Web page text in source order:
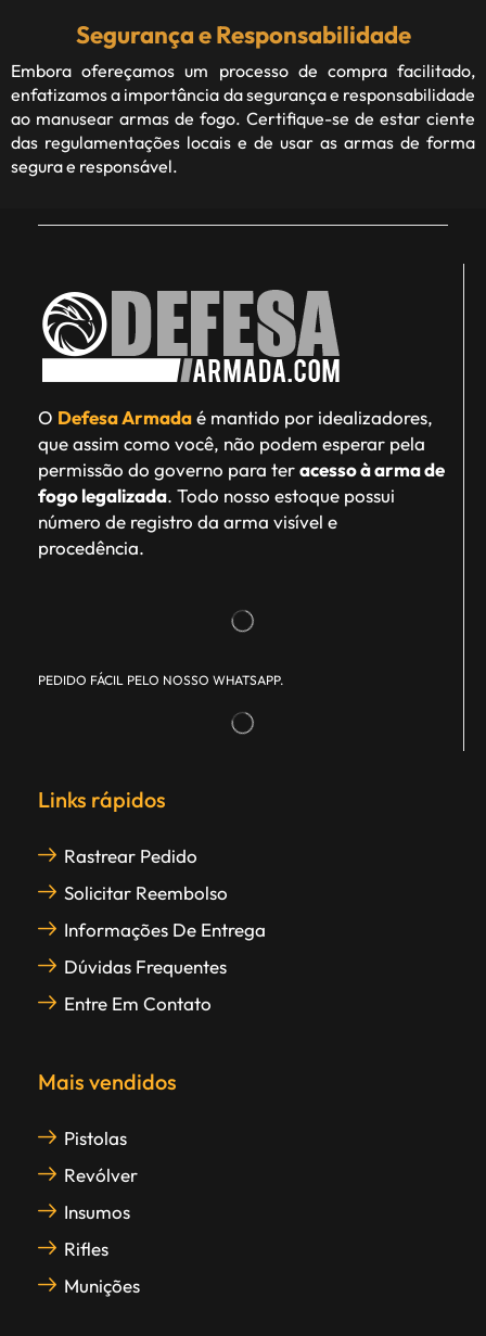
Segurança e Responsabilidade
Embora ofereçamos um processo de compra facilitado,
enfatizamos a importância da segurança e responsabilidade
ao manusear armas de fogo. Certifique-se de estar ciente
das regulamentações locais e de usar as armas de forma
segura e responsável.
O Defesa Armadaé mantido por idealizadores,
que assim como você, não podem esperar pela
permissão do governo para teracesso à arma de
fogo legalizada. Todo nosso estoque possui
número de registro da arma visível e
procedência.
PEDIDO FÁCIL PELO NOSSO WHATSAPP.
Links rápidos
Rastrear Pedido
Solicitar Reembolso
Informações De Entrega
Dúvidas Frequentes
Entre Em Contato
Mais vendidos
Pistolas
Revólver
Insumos
Rifles
Munições